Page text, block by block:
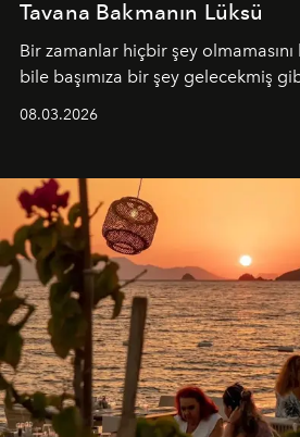
Tavana Bakmanın Lüksü
Bir zamanlar hiçbir şey
bile başımıza bir şey gelecekmiş
08.03.2026